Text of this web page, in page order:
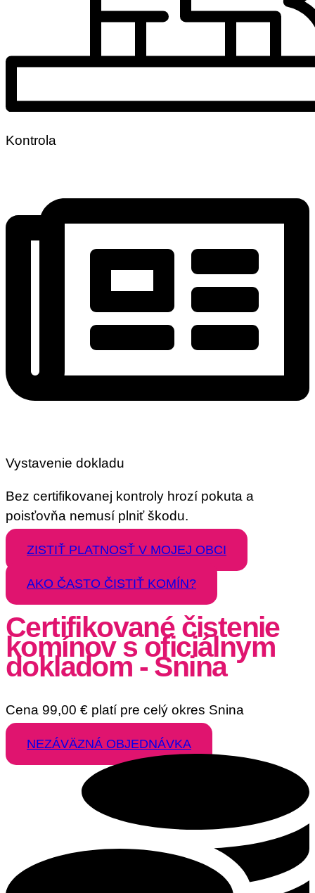
Kontrola
Vystavenie dokladu
Bez certifikovanej kontroly hrozí pokuta a
poisťovňa nemusí plniť škodu.
ZISTIŤ PLATNOSŤ V MOJEJ OBCI
AKO ČASTO ČISTIŤ KOMÍN?
Certifikované čistenie
komínov s oficiálnym
dokladom - Snina
Cena 99,00 € platí pre celý okres Snina
NEZÁVÄZNÁ OBJEDNÁVKA